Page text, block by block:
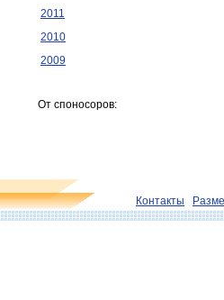
2011
2010
2009
От споносоров:
Контакты